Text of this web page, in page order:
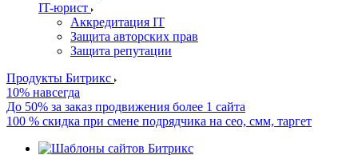
IT-юрист
Аккредитация IT
Защита авторских прав
Защита репутации
Продукты Битрикс
10% навсегда
До 50% за заказ продвижения более 1 сайта
100 % скидка при смене подрядчика на сео, смм, таргет